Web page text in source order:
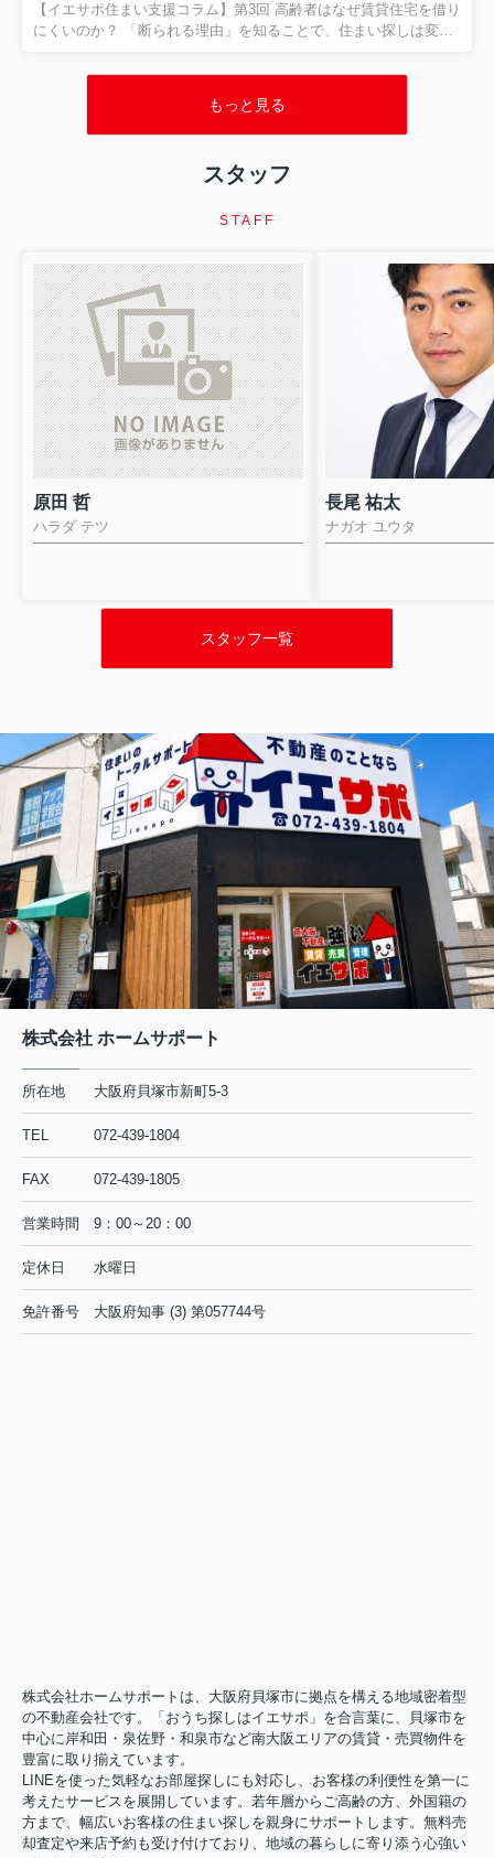
とが大切だとお伝えしました。 今回は、住まい相談の現場でも非
常に多い、 「生活保護を受けると賃貸住宅は借りられ...
【イエサポ住まい支援コラム】第3回 高齢者はなぜ賃貸住宅を借り
にくいのか？ 「断られる理由」を知ることで、住まい探しは変わ
度」と「居住支援法人」についてご紹介しました。 住まいに困る
は、行政・福祉・医療・不動産が連携することが大切だというお
話をしました。 今回は、私たちが日々もっとも多く相談を受ける
ついて、現場の経験をもとにお伝えします。 「高齢だから断られ
もっと見る
スタッフ
STAFF
原田 哲
ハラダ テツ
長尾 祐太
ナガオ ユウタ
スタッフ一覧
株式会社 ホームサポート
所在地 大阪府貝塚市新町5-3
TEL 072-439-1804
FAX 072-439-1805
営業時間 9：00～20：00
定休日 水曜日
免許番号 大阪府知事 (3) 第057744号
株式会社ホームサポートは、大阪府貝塚市に拠点を構える地域密着型
の不動産会社です。「おうち探しはイエサポ」を合言葉に、貝塚市を
中心に岸和田・泉佐野・和泉市など南大阪エリアの賃貸・売買物件を
豊富に取り揃えています。
LINEを使った気軽なお部屋探しにも対応し、お客様の利便性を第一に
考えたサービスを展開しています。若年層からご高齢の方、外国籍の
方まで、幅広いお客様の住まい探しを親身にサポートします。無料売
却査定や来店予約も受け付けており、地域の暮らしに寄り添う心強い